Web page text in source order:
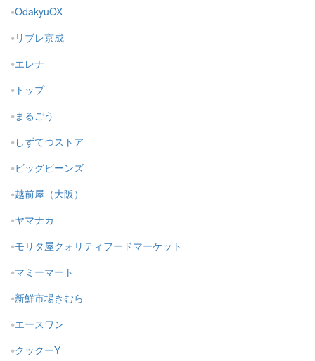
OdakyuOX
リブレ京成
エレナ
トップ
まるごう
しずてつストア
ビッグビーンズ
越前屋（大阪）
ヤマナカ
モリタ屋クォリティフードマーケット
マミーマート
新鮮市場きむら
エースワン
クックーY